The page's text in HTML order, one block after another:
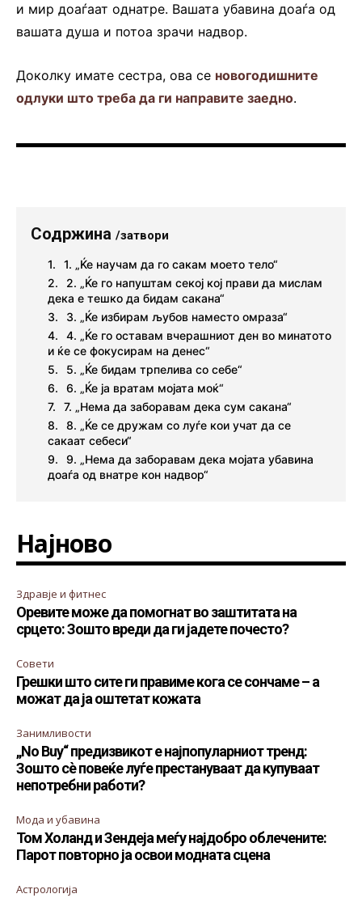
и мир доаѓаат однатре. Вашата убавина доаѓа од
вашата душа и потоа зрачи надвор.
Доколку имате сестра, ова се новогодишните
одлуки што треба да ги направите заедно.
Содржина /затвори
1. „Ќе научам да го сакам моето тело“
2. „Ќе го напуштам секој кој прави да мислам
дека е тешко да бидам сакана“
3. „Ќе избирам љубов наместо омраза“
4. „Ќе го оставам вчерашниот ден во минатото
и ќе се фокусирам на денес“
5. „Ќе бидам трпелива со себе“
6. „Ќе ја вратам мојата моќ“
7. „Нема да заборавам дека сум сакана“
8. „Ќе се дружам со луѓе кои учат да се
сакаат себеси“
9. „Нема да заборавам дека мојата убавина
доаѓа од внатре кон надвор“
Најново
Здравје и фитнес
Оревите може да помогнат во заштитата на
срцето: Зошто вреди да ги јадете почесто?
Совети
Грешки што сите ги правиме кога се сончаме – а
можат да ја оштетат кожата
Занимливости
„No Buy“ предизвикот е најпопуларниот тренд:
Зошто сè повеќе луѓе престануваат да купуваат
непотребни работи?
Мода и убавина
Том Холанд и Зендеја меѓу најдобро облечените:
Парот повторно ја освои модната сцена
Астрологија